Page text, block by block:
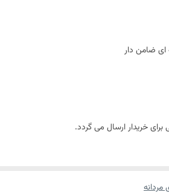
ای ضامن دار
خریدار ارسال می گردد.